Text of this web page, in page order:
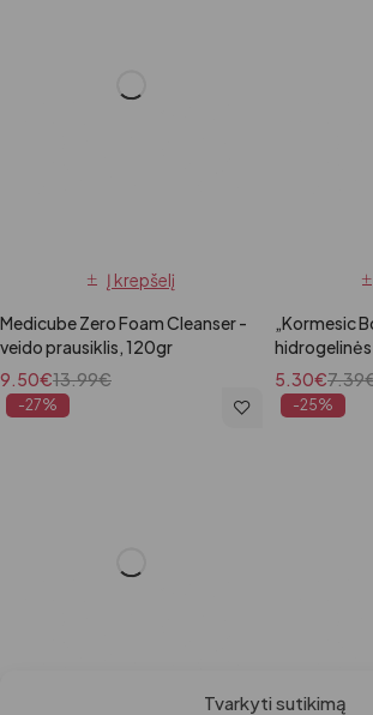
Tvarkyti sutikimą
Į krepšelį
Medicube Zero Foam Cleanser -
veido prausiklis, 120gr
13.99€
9.50€
„Kormesic
60vnt 7.39
5.30€
-27% -25%